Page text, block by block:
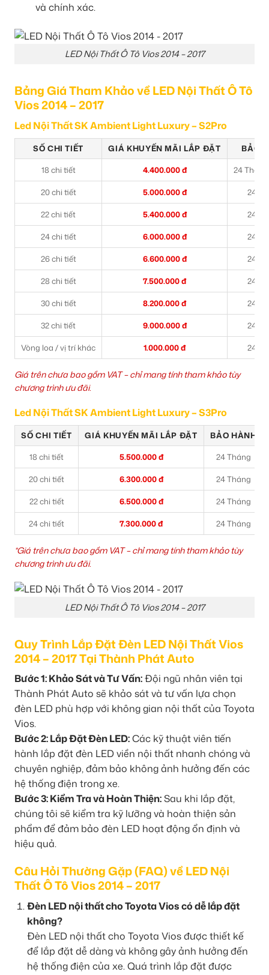
và chính xác.
LED Nội Thất Ô Tô Vios 2014 – 2017
Bảng Giá Tham Khảo về LED Nội Thất Ô Tô
Vios 2014 – 2017
Led Nội Thất SK Ambient Light Luxury – S2Pro
SỐ CHI TIẾT GIÁ KHUYẾN MÃI LẮP ĐẶT
BẢO
18 chi tiết
4.400.000 đ 24 Tháng
20 chi tiết 5.000.000 đ 24
22 chi tiết 5.400.000 đ 24
24 chi tiết 6.000.000 đ 24
26 chi tiết 6.600.000 đ 24
28 chi tiết 7.500.000 đ 24
30 chi tiết 8.200.000 đ 24
32 chi tiết 9.000.000 đ 24
Vòng loa / vị trí khác 1.000.000 đ 24
Giá trên chưa bao gồm VAT – chỉ mang tính tham khảo tùy
chương trình ưu đãi.
Led Nội Thất SK Ambient Light Luxury – S3Pro
SỐ CHI TIẾT GIÁ KHUYẾN MÃI LẮP ĐẶT
BẢO HÀNH
18 chi tiết
5.500.000 đ 24 Tháng
20 chi tiết 6.300.000 đ 24 Tháng
22 chi tiết 6.500.000 đ 24 Tháng
24 chi tiết 7.300.000 đ 24 Tháng
*Giá trên chưa bao gồm VAT – chỉ mang tính tham khảo tùy
chương trình ưu đãi.
LED Nội Thất Ô Tô Vios 2014 – 2017
Quy Trình Lắp Đặt Đèn LED Nội Thất Vios
2014 – 2017 Tại Thành Phát Auto
Bước 1: Khảo Sát và Tư Vấn:Đội ngũ nhân viên tại
Thành Phát Auto sẽ khảo sát và tư vấn lựa chọn
đèn LED phù hợp với không gian nội thất của Toyota
Vios.
Bước 2: Lắp Đặt Đèn LED:Các kỹ thuật viên tiến
hành lắp đặt đèn LED viền nội thất nhanh chóng và
chuyên nghiệp, đảm bảo không ảnh hưởng đến các
hệ thống điện trong xe.
Bước 3: Kiểm Tra và Hoàn Thiện:Sau khi lắp đặt,
chúng tôi sẽ kiểm tra kỹ lưỡng và hoàn thiện sản
phẩm để đảm bảo đèn LED hoạt động ổn định và
hiệu quả.
Câu Hỏi Thường Gặp (FAQ) về LED Nội
Thất Ô Tô Vios 2014 – 2017
Đèn LED nội thất cho Toyota Vios có dễ lắp đặt
không?
Đèn LED nội thất cho Toyota Vios được thiết kế
để lắp đặt dễ dàng và không gây ảnh hưởng đến
hệ thống điện của xe. Quá trình lắp đặt được